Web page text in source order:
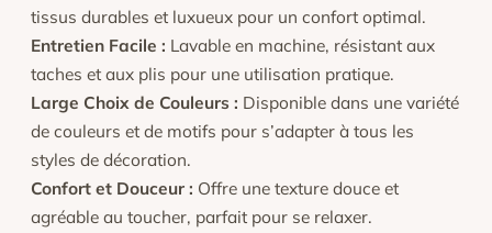
tissus durables et luxueux pour un confort optimal.
Entretien Facile : Lavable en machine, résistant aux
taches et aux plis pour une utilisation pratique.
Large Choix de Couleurs : Disponible dans une variété
de couleurs et de motifs pour s’adapter à tous les
styles de décoration.
Confort et Douceur : Offre une texture douce et
agréable au toucher, parfait pour se relaxer.